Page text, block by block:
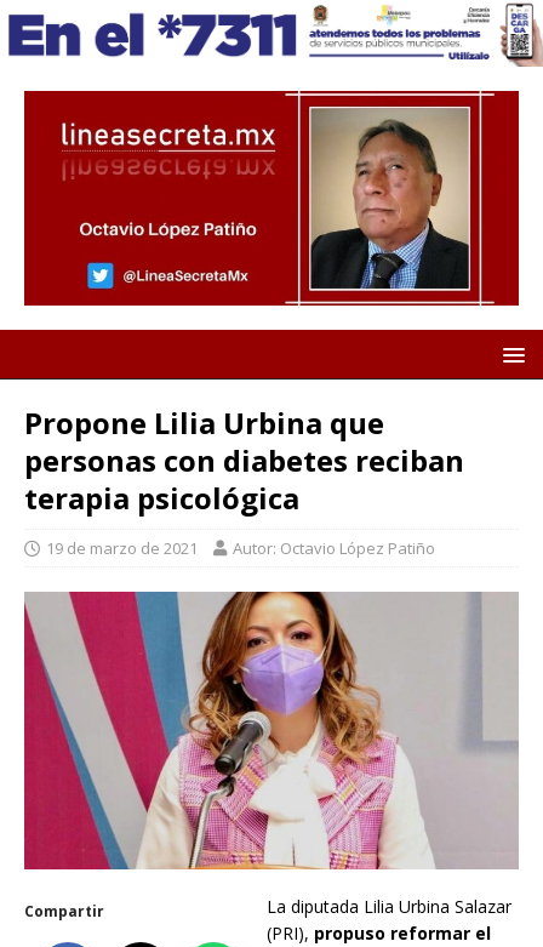
Propone Lilia Urbina que
personas con diabetes reciban
terapia psicológica
19 de marzo de 2021 Autor: Octavio López Patiño
Compartir
La diputada Lilia Urbina Salazar
(PRI), propuso reformar el